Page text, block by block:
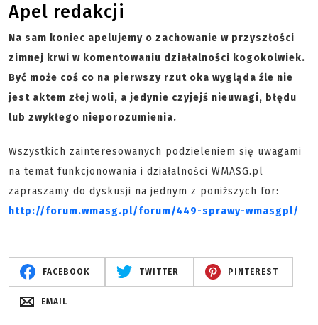
Apel redakcji
Na sam koniec apelujemy o zachowanie w przyszłości
zimnej krwi w komentowaniu działalności kogokolwiek.
Być może coś co na pierwszy rzut oka wygląda źle nie
jest aktem złej woli, a jedynie czyjejś nieuwagi, błędu
lub zwykłego nieporozumienia.
Wszystkich zainteresowanych podzieleniem się uwagami
na temat funkcjonowania i działalności WMASG.pl
zapraszamy do dyskusji na jednym z poniższych for:
http://forum.wmasg.pl/forum/449-sprawy-wmasgpl/
FACEBOOK TWITTER PINTEREST
EMAIL